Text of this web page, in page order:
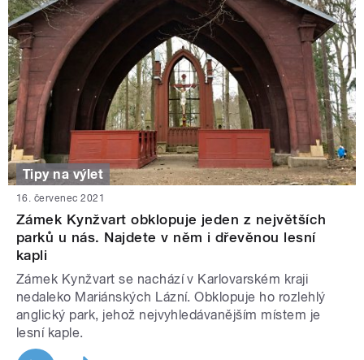
Tipy na výlet
16. červenec 2021
Zámek Kynžvart obklopuje jeden z největších
parků u nás. Najdete v něm i dřevěnou lesní
kapli
Zámek Kynžvart se nachází v Karlovarském kraji
nedaleko Mariánských Lázní. Obklopuje ho rozlehlý
anglický park, jehož nejvyhledávanějším místem je
lesní kaple.